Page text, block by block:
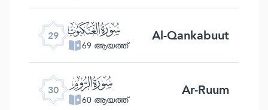
29 ﮩ
69 ആയത്ത് Al-Qankabuut
30 ﮪ
60 ആയത്ത് Ar-Ruum